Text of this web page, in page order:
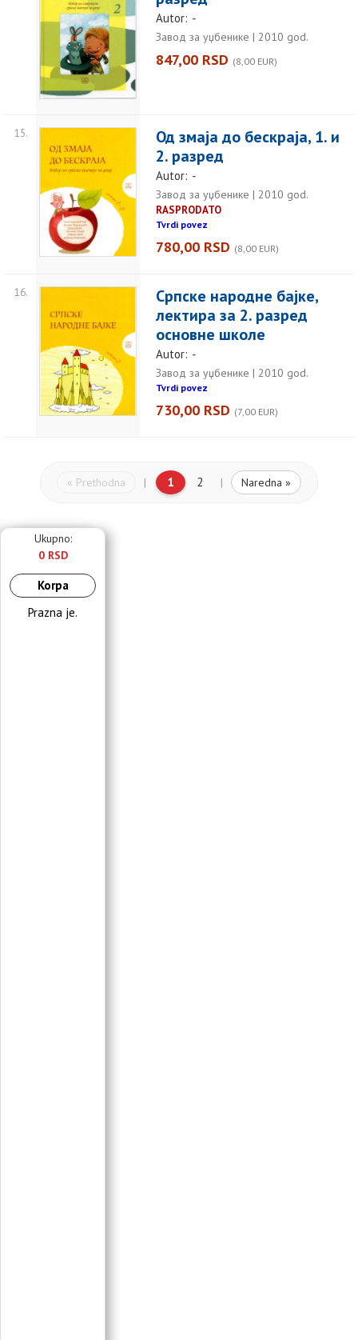
Autor: -
Завод за уџбенике | 2010 god.
847,00 RSD (8,00 EUR)
15.
Од змаја до бескраја, 1. и
2. разред
Autor: -
Завод за уџбенике | 2010 god.
RASPRODATO
Tvrdi povez
780,00 RSD (8,00 EUR)
16.
Српске народне бајке,
лектира за 2. разред
основне школе
Autor: -
Завод за уџбенике | 2010 god.
Tvrdi povez
730,00 RSD (7,00 EUR)
« Prethodna | 1 2 | Naredna »
Ukupno:
0 RSD
Korpa
Prazna je.